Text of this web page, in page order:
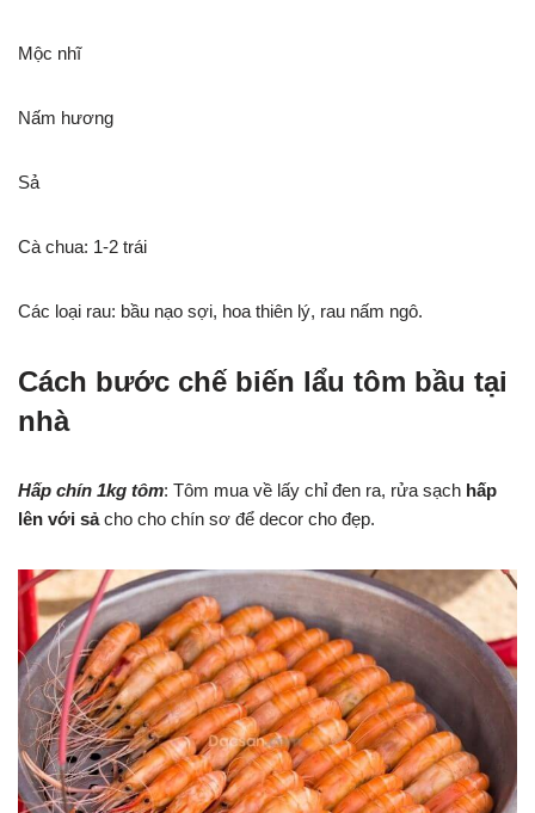
Mộc nhĩ
Nấm hương
Sả
Cà chua: 1-2 trái
Các loại rau: bầu nạo sợi, hoa thiên lý, rau nấm ngô.
Cách bước chế biến lẩu tôm bầu tại
nhà
Hấp chín 1kg tôm: Tôm mua về lấy chỉ đen ra, rửa sạch hấp
lên với sảcho cho chín sơ để decor cho đẹp.